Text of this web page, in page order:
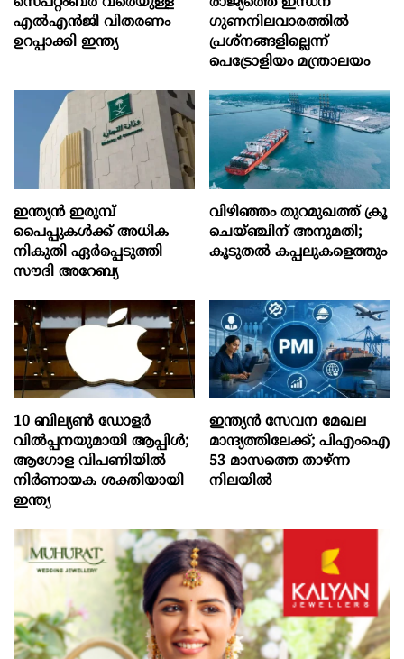
എൽഎൻജി വിതരണം
ഉറപ്പാക്കി ഇന്ത്യ
ഗുണനിലവാരത്തില്‍
പ്രശ്‌നങ്ങളില്ലെന്ന്
പെട്രോളിയം മന്ത്രാലയം
ഇന്ത്യൻ ഇരുമ്പ്
പൈപ്പുകൾക്ക് അധിക
നികുതി ഏർപ്പെടുത്തി
സൗദി അറേബ്യ
വിഴിഞ്ഞം തുറമുഖത്ത് ക്രൂ
ചെയ്ഞ്ചിന് അനുമതി;
കൂടുതൽ കപ്പലുകളെത്തും
10 ബില്യൺ ഡോളർ
വിൽപ്പനയുമായി ആപ്പിൾ;
ആഗോള വിപണിയിൽ
നിർണായക ശക്തിയായി
ഇന്ത്യ
ഇന്ത്യൻ സേവന മേഖല
മാന്ദ്യത്തിലേക്ക്; പിഎംഐ
53 മാസത്തെ താഴ്ന്ന
നിലയില്‍